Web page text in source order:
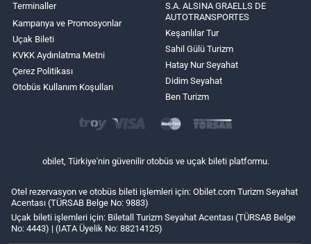
Terminaller
Kampanya ve Promosyonlar
Uçak Bileti
KVKK Aydınlatma Metni
Çerez Politikası
Otobüs Kullanım Koşulları
S.A. ALSINA GRAELLS DE
AUTOTRANSPORTES
Keşanlılar Tur
Sahil Gülü Turizm
Hatay Nur Seyahat
Didim Seyahat
Ben Turizm
obilet, Türkiye'nin güvenilir otobüs ve uçak bileti platformu.
Otel rezervasyon ve otobüs bileti işlemleri için: Obilet.com Turizm Seyahat
Acentası (TÜRSAB Belge No: 9883)
Uçak bileti işlemleri için: Biletall Turizm Seyahat Acentası (TÜRSAB Belge
No: 4443) | (IATA Üyelik No: 88214125)